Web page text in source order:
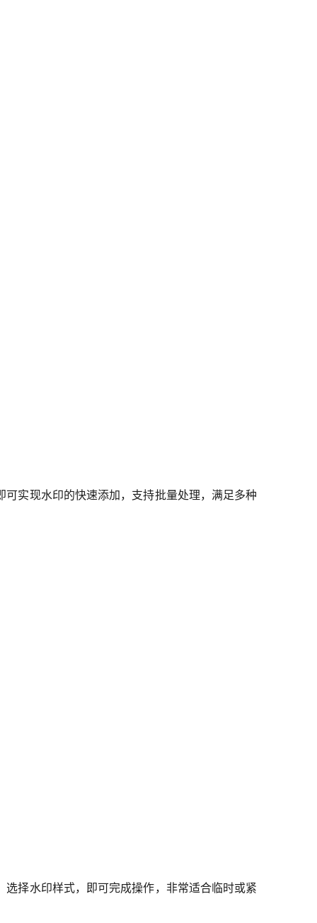
可实现水印的快速添加，支持批量处理，满足多种
择水印样式，即可完成操作，非常适合临时或紧